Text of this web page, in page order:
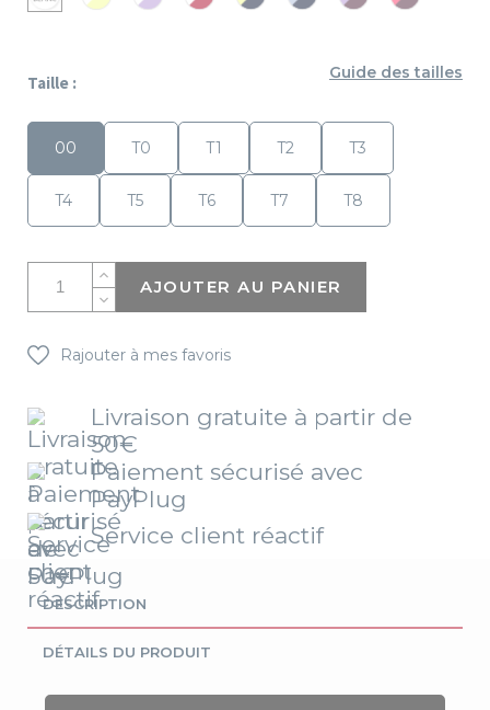
Taille :
Guide des tailles
00 T0 T1 T2 T3
T4 T5 T6 T7 T8
AJOUTER AU PANIER
Rajouter à mes favoris
Livraison gratuite à partir de
50€
Paiement sécurisé avec
PayPlug
Service client réactif
DESCRIPTION
DÉTAILS DU PRODUIT